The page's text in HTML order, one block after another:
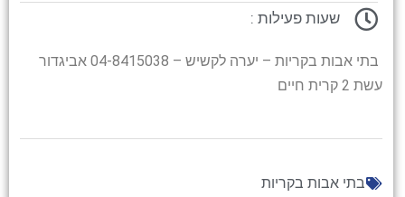
שעות פעילות :
בתי אבות בקריות – יערה לקשיש – 04-8415038 אביגדור
עשת 2 קרית חיים
בתי אבות בקריות